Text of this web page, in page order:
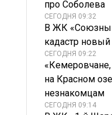
про Соболева
СЕГОДНЯ 09:32
В ЖК
кадастр новый
СЕГОДНЯ 09:22
на Красном
незнакомцам
СЕГОДНЯ 09:14